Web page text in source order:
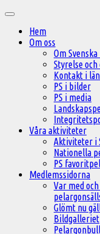
innehåll
Huvudmeny
Hem
Om oss
Om
Styrelse
Kontakt i
PS i bilder
PS i media
Våra aktiviteter
Aktiviteter i
Nationella
PS
Medlemssidorna
Var med
Glömt nu
Bildgalleriet